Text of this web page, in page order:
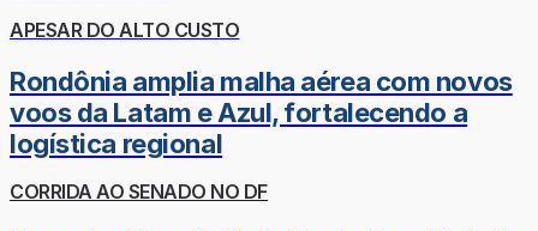
APESAR DO ALTO CUSTO
Rondônia amplia malha aérea com novos
voos da Latam e Azul, fortalecendo a
logística regional
CORRIDA AO SENADO NO DF